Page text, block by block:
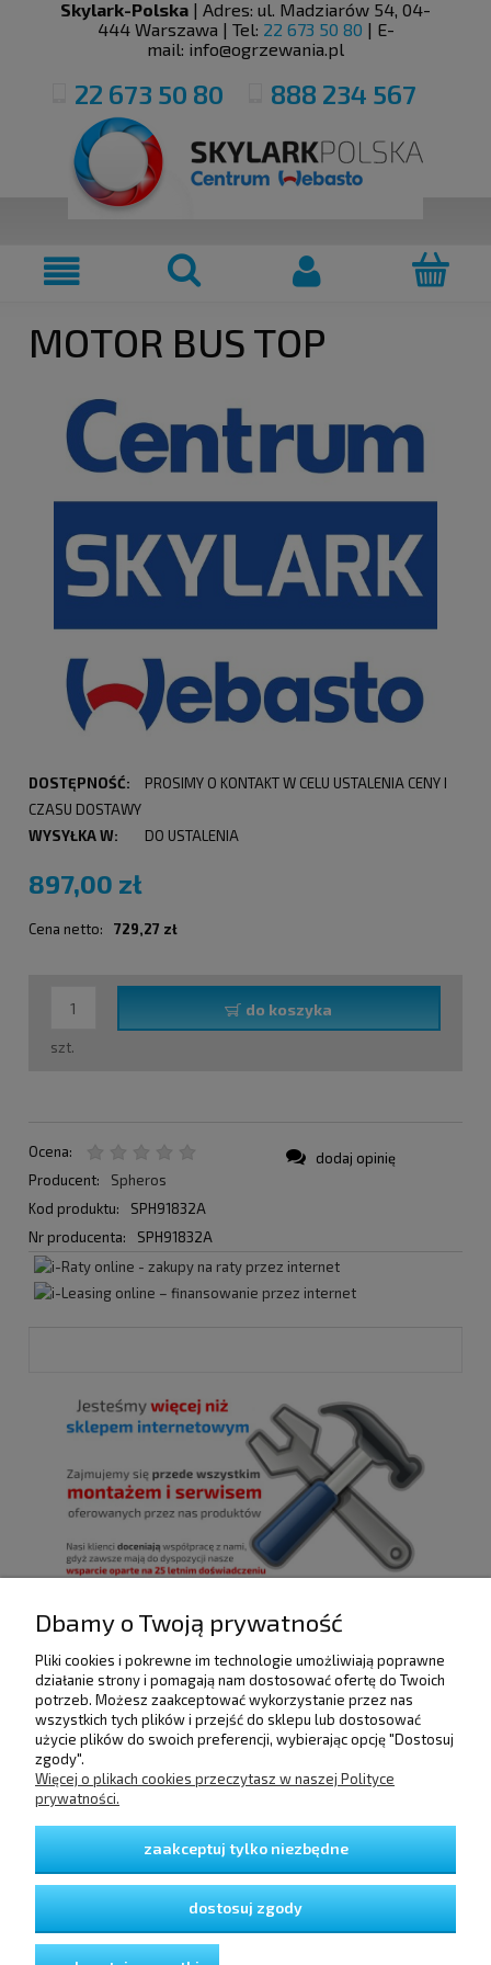
Skylark-Polska | Adres: ul. Madziarów 54, 04-
444 Warszawa | Tel: 22 673 50 80 | E-
mail: info@ogrzewania.pl
22 673 50 80 888 234 567
MOTOR BUS TOP
DOSTĘPNOŚĆ:
PROSIMY O KONTAKT W CELU USTALENIA CENY I
CZASU DOSTAWY
WYSYŁKA W:
DO USTALENIA
897,00 zł
Cena netto: 729,27 zł
szt.
do koszyka
Ocena:
Producent:
Spheros
Kod produktu:
SPH91832A
Nr producenta:
SPH91832A
dodaj opinię
POMOC
DOSTAWA I PŁATNOŚCI
GWARANCJA I ZWROTY
O FIRMIE
Dbamy o Twoją prywatność
Pliki cookies i pokrewne im technologie umożliwiają poprawne
działanie strony i pomagają nam dostosować ofertę do Twoich
potrzeb. Możesz zaakceptować wykorzystanie przez nas
wszystkich tych plików i przejść do sklepu lub dostosować
użycie plików do swoich preferencji, wybierając opcję "Dostosuj
zgody".
Więcej o plikach cookies przeczytasz w naszej Polityce
prywatności.
zaakceptuj tylko niezbędne
dostosuj zgody